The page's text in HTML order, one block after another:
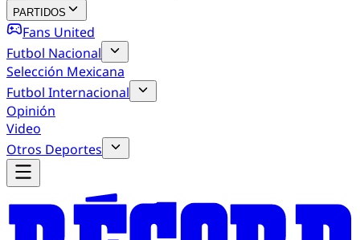
PARTIDOS
Fans United
Futbol Nacional
Selección Mexicana
Futbol Internacional
Opinión
Video
Otros Deportes